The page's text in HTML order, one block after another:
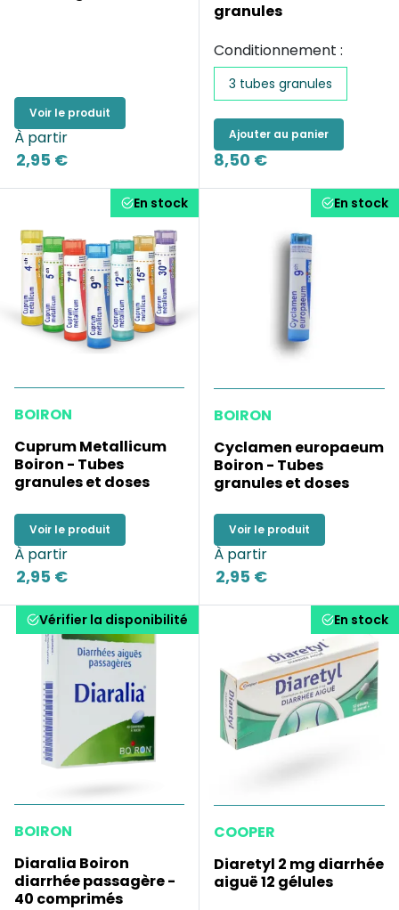
Voir le produit
À partir
2,95 €
granules
Conditionnement :
3 tubes granules
Ajouter au panier
8,50 €
En stock
BOIRON
Cuprum Metallicum
Boiron - Tubes
granules et doses
Voir le produit
À partir
2,95 €
En stock
BOIRON
Cyclamen europaeum
Boiron - Tubes
granules et doses
Voir le produit
À partir
2,95 €
Vérifier la disponibilité
BOIRON
Diaralia Boiron
diarrhée passagère -
40 comprimés
En stock
COOPER
Diaretyl 2 mg diarrhée
aiguë 12 gélules